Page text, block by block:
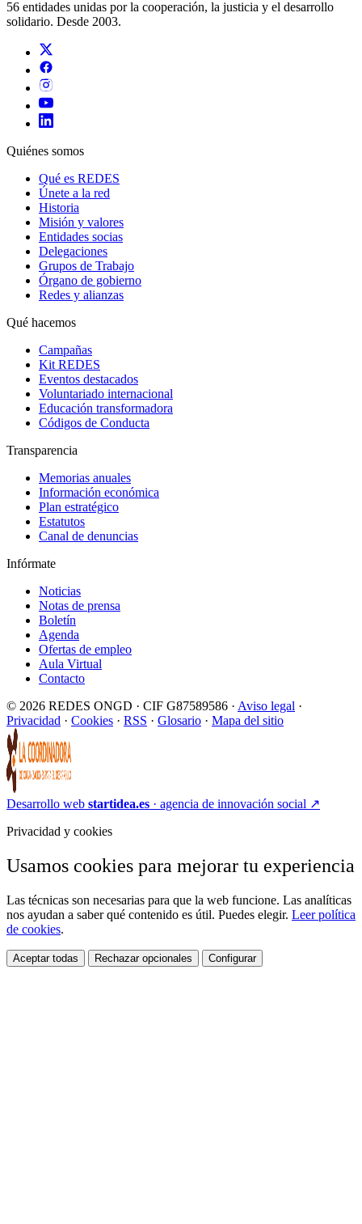
56 entidades unidas por la cooperación, la justicia y el desarrollo
solidario. Desde 2003.
Quiénes somos
Qué es REDES
Únete a la red
Historia
Misión y valores
Entidades socias
Delegaciones
Grupos de Trabajo
Órgano de gobierno
Redes y alianzas
Qué hacemos
Campañas
Kit REDES
Eventos destacados
Voluntariado internacional
Educación transformadora
Códigos de Conducta
Transparencia
Memorias anuales
Información económica
Plan estratégico
Estatutos
Canal de denuncias
Infórmate
Noticias
Notas de prensa
Boletín
Agenda
Ofertas de empleo
Aula Virtual
Contacto
© 2026 REDES ONGD · CIF G87589586 · Aviso legal ·
Privacidad · Cookies · RSS · Glosario · Mapa del sitio
Desarrollo web startidea.es · agencia de innovación social ↗
Privacidad y cookies
Usamos cookies para mejorar tu experiencia
Las técnicas son necesarias para que la web funcione. Las analíticas
nos ayudan a saber qué contenido es útil. Puedes elegir. Leer política
de cookies.
Aceptar todas Rechazar opcionales Configurar